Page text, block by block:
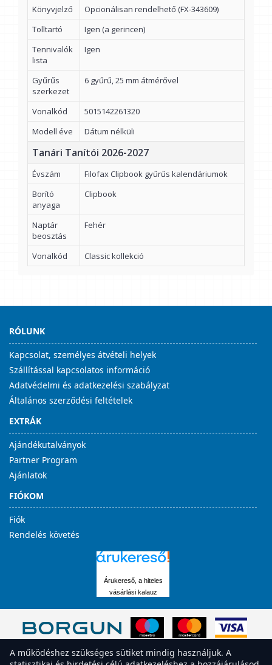
Könyvjelző
Opcionálisan rendelhető (FX-343609)
Tolltartó
Igen (a gerincen)
Tennivalók
lista
Igen
Gyűrűs
szerkezet
6 gyűrű, 25 mm átmérővel
Vonalkód
5015142261320
Modell éve
Dátum nélküli
Tanári Tanítói 2026-2027
Évszám
Filofax Clipbook gyűrűs kalendáriumok
Borító
anyaga
Clipbook
Naptár
beosztás
Fehér
Vonalkód Classic kollekció
RÓLUNK
Kapcsolat, személyes átvételi helyek
Szállítással kapcsolatos információ
Adatvédelmi és adatkezelési szabályzat
Általános szerződési feltételek
EXTRÁK
Ajándékutalványok
Partner Program
Ajánlatok
FIÓKOM
Fiók
Rendelés követés
Árukereső, a hiteles
vásárlási kalauz
A működéshez szükséges sütiket mindig használjuk. A